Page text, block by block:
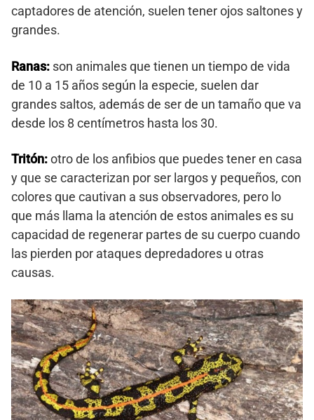
captadores de atención, suelen tener ojos saltones y
grandes.
Ranas: son animales que tienen un tiempo de vida
de 10 a 15 años según la especie, suelen dar
grandes saltos, además de ser de un tamaño que va
desde los 8 centímetros hasta los 30.
Tritón:otro de los anfibios que puedes tener en casa
y que se caracterizan por ser largos y pequeños, con
colores que cautivan a sus observadores, pero lo
que más llama la atención de estos animales es su
capacidad de regenerar partes de su cuerpo cuando
las pierden por ataques depredadores u otras
causas.